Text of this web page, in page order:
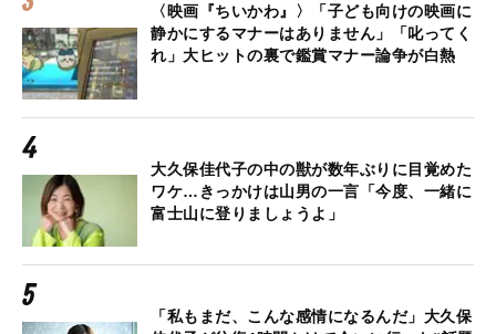
〈映画『ちいかわ』〉「子ども向けの映画に
静かにするマナーはありません」「叱ってく
れ」大ヒットの裏で鑑賞マナー論争が白熱
大久保佳代子の中の獣が数年ぶりに目覚めた
ワケ…きっかけは山男の一言「今度、一緒に
富士山に登りましょうよ」
「私もまだ、こんな感情になるんだ」大久保